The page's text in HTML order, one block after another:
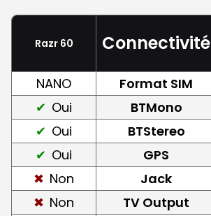
Razr 60 Connectivité
NANO Format SIM
Oui
BTMono
Oui
BTStereo
Oui
GPS
Non
Jack
Non
TV Output